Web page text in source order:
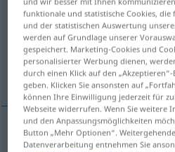
Übersicht aller
(Für mehr Details die Übersetzung
hacer fracasar
hacer fracasar vereitelnPlan
funktionale und statistische Cookies,
und der statistischen Auswertung
werden auf Grundlage unserer
gespeichert. Marketing-Cookies und
personalisierter Werbung dienen,
durch einen Klick auf den
geben. Klicken Sie ansonsten auf
können Ihre Einwilligung jederzeit für
Webseite widerrufen. Wenn Sie weitere
und den Anpassungsmöglichkeiten
Button „Mehr Optionen“.
Datenverarbeitung entnehmen Sie